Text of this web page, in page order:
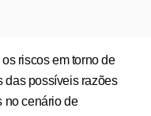
riscos em torno de
das possíveis razões
no cenário de